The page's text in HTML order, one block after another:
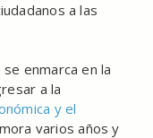
a las
enmarca en la
a la
y el
varios años y